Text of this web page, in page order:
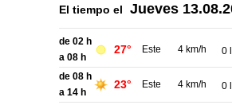
El tiempo el Jueves
de 02 h
a 08 h
27° Este 4 km/h 0
de 08 h
a 14 h
23° Este 4 km/h 0